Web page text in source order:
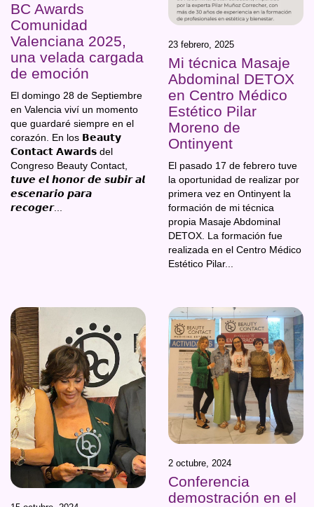
BC Awards
Comunidad
Valenciana 2025,
una velada cargada
de emoción
El domingo 28 de Septiembre
en Valencia viví un momento
que guardaré siempre en el
corazón. En los 𝗕𝗲𝗮𝘂𝘁𝘆
𝗖𝗼𝗻𝘁𝗮𝗰𝘁 𝗔𝘄𝗮𝗿𝗱𝘀 del
Congreso Beauty Contact,
𝙩𝙪𝙫𝙚 𝙚𝙡 𝙝𝙤𝙣𝙤𝙧 𝙙𝙚 𝙨𝙪𝙗𝙞𝙧 𝙖𝙡
𝙚𝙨𝙘𝙚𝙣𝙖𝙧𝙞𝙤 𝙥𝙖𝙧𝙖
𝙧𝙚𝙘𝙤𝙜𝙚𝙧...
23 febrero, 2025
Mi técnica Masaje
Abdominal DETOX
en Centro Médico
Estético Pilar
Moreno de
Ontinyent
El pasado 17 de febrero tuve
la oportunidad de realizar por
primera vez en Ontinyent la
formación de mi técnica
propia Masaje Abdominal
DETOX. La formación fue
realizada en el Centro Médico
Estético Pilar...
2 octubre, 2024
Conferencia
demostración en el